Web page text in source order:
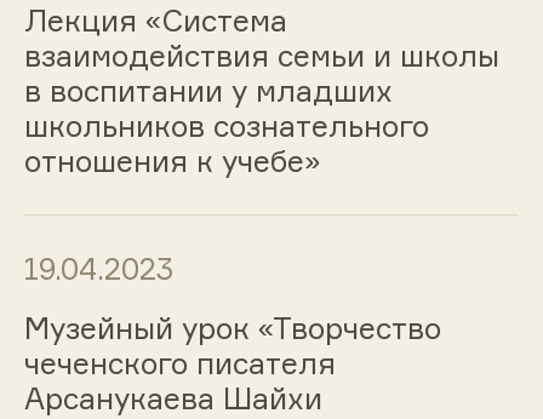
Лекция «Система
взаимодействия семьи и школы
в воспитании у младших
школьников сознательного
отношения к учебе»
19.04.2023
Музейный урок «Творчество
чеченского писателя
Арсанукаева Шайхи